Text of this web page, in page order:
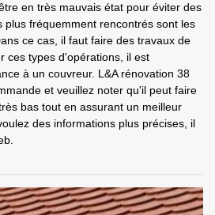
en très mauvais état pour éviter des
plus fréquemment rencontrés sont les
ce cas, il faut faire des travaux de
ces types d'opérations, il est
à un couvreur. L&A rénovation 38
et veuillez noter qu'il peut faire
bas tout en assurant un meilleur
des informations plus précises, il